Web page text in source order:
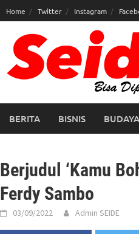
Home Twitter Instagram
BERITA BISNIS BUDAYA
Berjudul ‘Kamu
Ferdy Sambo
03/09/2022 Admin SEIDE